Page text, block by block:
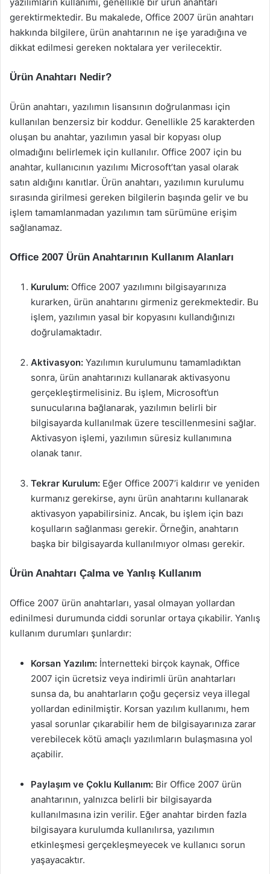
gerektirmektedir. Bu makalede, Office 2007 ürün anahtarı
hakkında bilgilere, ürün anahtarının ne işe yaradığına ve
dikkat edilmesi gereken noktalara yer verilecektir.
Ürün Anahtarı Nedir?
Ürün anahtarı, yazılımın lisansının doğrulanması için
kullanılan benzersiz bir koddur. Genellikle 25 karakterden
oluşan bu anahtar, yazılımın yasal bir kopyası olup
olmadığını belirlemek için kullanılır. Office 2007 için bu
anahtar, kullanıcının yazılımı Microsoft’tan yasal olarak
satın aldığını kanıtlar. Ürün anahtarı, yazılımın kurulumu
sırasında girilmesi gereken bilgilerin başında gelir ve bu
işlem tamamlanmadan yazılımın tam sürümüne erişim
sağlanamaz.
Office 2007 Ürün Anahtarının Kullanım Alanları
Kurulum: Office 2007 yazılımını bilgisayarınıza
kurarken, ürün anahtarını girmeniz gerekmektedir. Bu
işlem, yazılımın yasal bir kopyasını kullandığınızı
doğrulamaktadır.
Aktivasyon: Yazılımın kurulumunu tamamladıktan
sonra, ürün anahtarınızı kullanarak aktivasyonu
gerçekleştirmelisiniz. Bu işlem, Microsoft’un
sunucularına bağlanarak, yazılımın belirli bir
bilgisayarda kullanılmak üzere tescillenmesini sağlar.
Aktivasyon işlemi, yazılımın süresiz kullanımına
olanak tanır.
Tekrar Kurulum: Eğer Office 2007’i kaldırır ve yeniden
kurmanız gerekirse, aynı ürün anahtarını kullanarak
aktivasyon yapabilirsiniz. Ancak, bu işlem için bazı
koşulların sağlanması gerekir. Örneğin, anahtarın
başka bir bilgisayarda kullanılmıyor olması gerekir.
Ürün Anahtarı Çalma ve Yanlış Kullanım
Office 2007 ürün anahtarları, yasal olmayan yollardan
edinilmesi durumunda ciddi sorunlar ortaya çıkabilir. Yanlış
kullanım durumları şunlardır:
Korsan Yazılım: İnternetteki birçok kaynak, Office
2007 için ücretsiz veya indirimli ürün anahtarları
sunsa da, bu anahtarların çoğu geçersiz veya illegal
yollardan edinilmiştir. Korsan yazılım kullanımı, hem
yasal sorunlar çıkarabilir hem de bilgisayarınıza zarar
verebilecek kötü amaçlı yazılımların bulaşmasına yol
açabilir.
Paylaşım ve Çoklu Kullanım: Bir Office 2007 ürün
anahtarının, yalnızca belirli bir bilgisayarda
kullanılmasına izin verilir. Eğer anahtar birden fazla
bilgisayara kurulumda kullanılırsa, yazılımın
etkinleşmesi gerçekleşmeyecek ve kullanıcı sorun
yaşayacaktır.